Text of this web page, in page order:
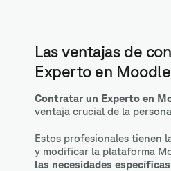
Las ventajas de
Experto en Moodle
Contratar un Experto en
ventaja crucial de la
Estos profesionales tienen
y modificar la plataforma
las necesidades